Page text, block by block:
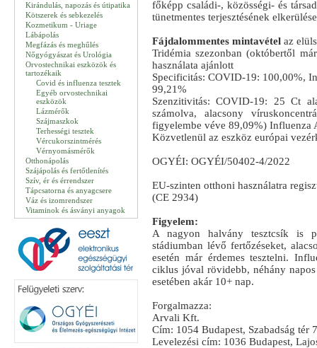
Kirándulás, napozás és útipatika
Kötszerek és sebkezelés
Kozmetikum - Uriage
Lábápolás
Megfázás és meghűlés
Nőgyógyászat és Urológia
Orvostechnikai eszközök és
tartozékaik
Covid és influenza tesztek
Egyéb orvostechnikai
eszközök
Lázmérők
Szájmaszkok
Terhességi tesztek
Vércukorszintmérés
Vérnyomásmérők
Otthonápolás
Szájápolás és fertőtlenítés
Szív, ér és érrendszer
Tápcsatorna és anyagcsere
Váz és izomrendszer
Vitaminok és ásványi anyagok
főképp családi-, közösségi- és
tünetmentes terjesztésének
Fájdalommentes mintavétel az
Tridémia szezonban (októbertől
használata ajánlott
Specificitás: COVID-19: 100,00%,
99,21%
Szenzitivitás: COVID-19: 25 Ct
számolva, alacsony
figyelembe véve 89,09%) Influenza
Közvetlenül az eszköz európai
OGYÉI: OGYÉI/50402-4/2022
EU-szinten otthoni használatra
(CE 2934)
Figyelem:
A nagyon halvány tesztcsík is
stádiumban lévő fertőzéseket,
esetén már érdemes tesztelni.
ciklus jóval rövidebb, néhány
esetében akár 10+ nap.
Forgalmazza:
Arvali Kft.
Cím: 1054 Budapest, Szabadság tér
Levelezési cím: 1036 Budapest,